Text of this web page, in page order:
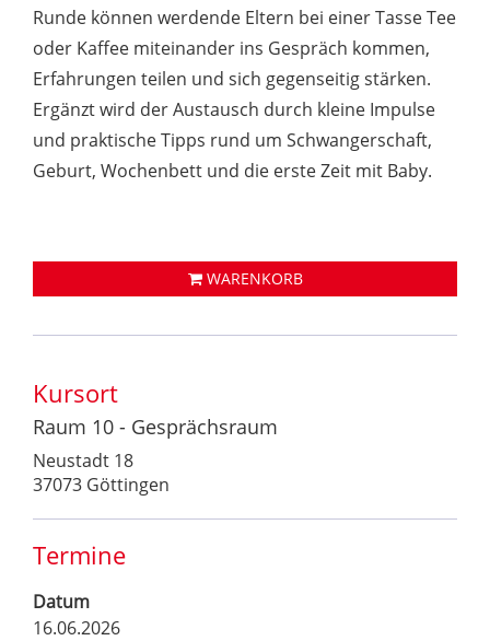
Runde können werdende Eltern bei einer Tasse Tee
oder Kaffee miteinander ins Gespräch kommen,
Erfahrungen teilen und sich gegenseitig stärken.
Ergänzt wird der Austausch durch kleine Impulse
und praktische Tipps rund um Schwangerschaft,
Geburt, Wochenbett und die erste Zeit mit Baby.
WARENKORB
Kursort
Raum 10 - Gesprächsraum
Neustadt 18
37073 Göttingen
Termine
Datum
16.06.2026